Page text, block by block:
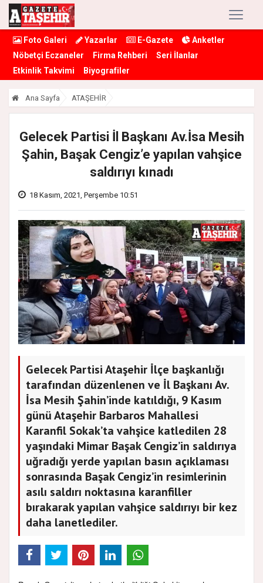
Foto Galeri Yazarlar E-Gazete
Anketler
Nöbetçi Eczaneler
Firma Rehberi
Seri İlanlar
Etkinlik Takvimi
Biyografiler
Ana Sayfa ATAŞEHİR
Gelecek Partisi İl Başkanı Av.İsa Mesih
Şahin, Başak Cengiz’e yapılan vahşice
saldırıyı kınadı
18 Kasım, 2021, Perşembe 10:51
Gelecek Partisi Ataşehir İlçe başkanlığı
tarafından düzenlenen ve İl Başkanı Av.
İsa Mesih Şahin’inde katıldığı, 9 Kasım
günü Ataşehir Barbaros Mahallesi
Karanfil Sokak’ta vahşice katledilen 28
yaşındaki Mimar Başak Cengiz’in saldırıya
uğradığı yerde yapılan basın açıklaması
sonrasında Başak Cengiz’in resimlerinin
asılı saldırı noktasına karanfiller
bırakarak yapılan vahşice saldırıyı bir kez
daha lanetlediler.